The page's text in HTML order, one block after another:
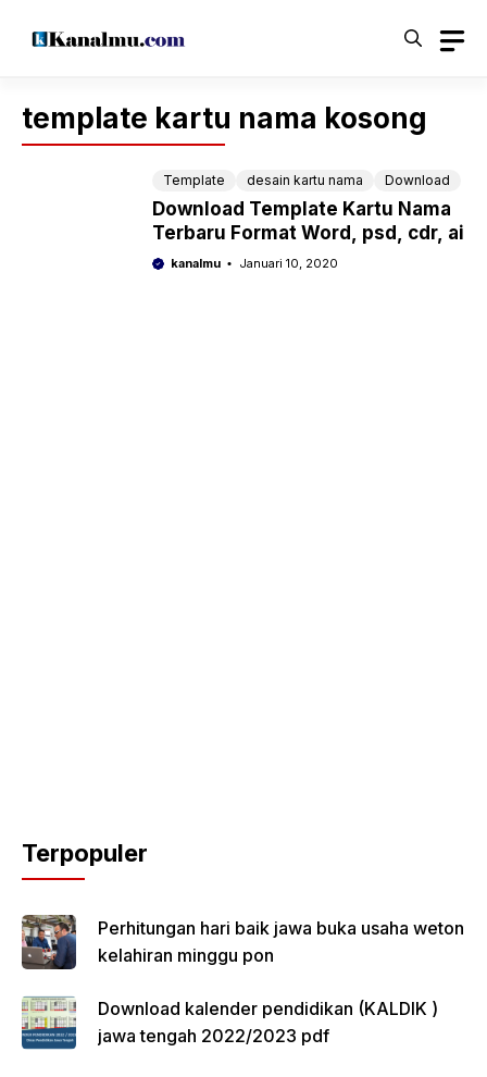
template kartu nama kosong
Template desain kartu nama Download
Download Template Kartu Nama
Terbaru Format Word, psd, cdr, ai
kanalmu Januari 10, 2020
Terpopuler
Perhitungan hari baik jawa buka usaha weton
kelahiran minggu pon
Download kalender pendidikan (KALDIK )
jawa tengah 2022/2023 pdf